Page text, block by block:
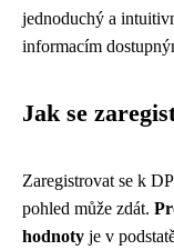
jednoduchý a
informacím
Jak se
Zaregistrovat se k
pohled může zdát.
hodnoty je v